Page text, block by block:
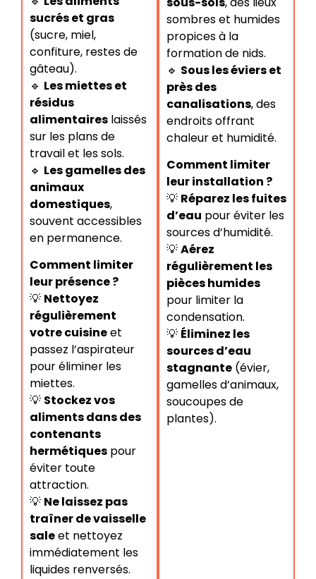
sucrés et gras
(sucre, miel,
confiture, restes de
gâteau).
🔹 Les miettes et
résidus
alimentaires laissés
sur les plans de
travail et les sols.
🔹 Les gamelles des
animaux
domestiques,
souvent accessibles
en permanence.
Comment limiter
leur présence ?
💡 Nettoyez
régulièrement
votre cuisineet
passez l’aspirateur
pour éliminer les
miettes.
💡 Stockez vos
aliments dans des
contenants
hermétiques pour
éviter toute
attraction.
💡 Ne laissez pas
traîner de vaisselle
saleet nettoyez
immédiatement les
liquides renversés.
sombres et humides
propices à la
formation de nids.
🔹 Sous les éviers et
près des
canalisations, des
endroits offrant
chaleur et humidité.
Comment limiter
leur installation ?
💡 Réparez les fuites
d’eau pour éviter les
sources d’humidité.
💡Aérez
régulièrement les
pièces humides
pour limiter la
condensation.
💡 Éliminez les
sources d’eau
stagnante (évier,
gamelles d’animaux,
soucoupes de
plantes).